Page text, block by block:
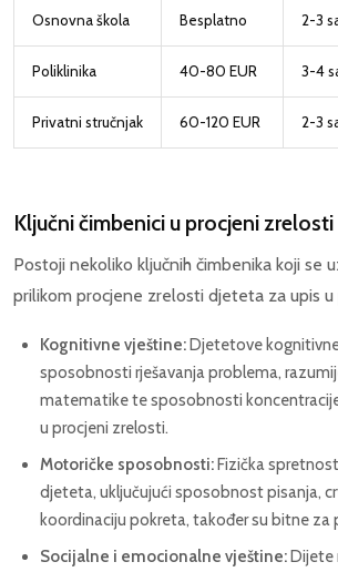
Osnovna škola Besplatno 2-3
Poliklinika 40-80 EUR 3-4
Privatni stručnjak 60-120 EUR 2-3
Ključni čimbenici u procjeni zrelosti
Postoji nekoliko ključnih čimbenika koji se
prilikom procjene zrelosti djeteta za upis u
Kognitivne vještine:Djetetove
sposobnosti rješavanja problema,
matematike te sposobnosti
u procjeni zrelosti.
Motoričke sposobnosti:Fizička
djeteta, uključujući sposobnost pisanja,
koordinaciju pokreta, također su bitne za
Socijalne i emocionalne vještine:Dijete